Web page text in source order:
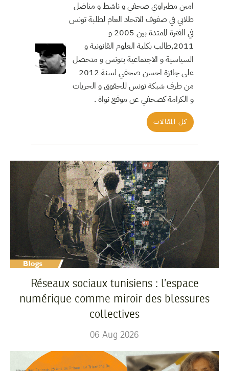
امين مطيراوي صحفي و ناشط و مناضل
طلابي في صفوف الاتحاد العام لطلبة تونس
في الفترة الممتدة بين 2005 و
2011,طالب بكلية العلوم القانونية و
السياسية و الاجتماعية بتونس و متحصل
على جائزة احسن صحفي لسنة 2012
من طرف شبكة تونس للحقوق و الحريات
و الكرامة كصحفي عن موقع نواة .
كل المقالات
Réseaux sociaux tunisiens : l’espace
numérique comme miroir des blessures
collectives
06 Aug 2026